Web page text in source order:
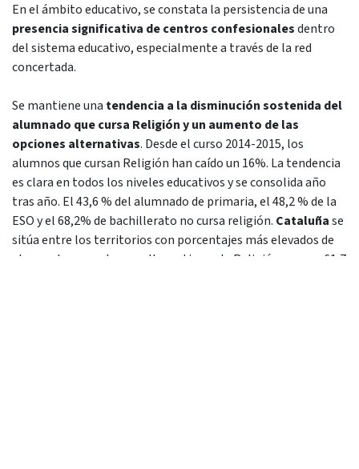
En el ámbito educativo, se constata la persistencia de una
presencia significativa de centros confesionalesdentro
del sistema educativo, especialmente a través de la red
concertada.
Se mantiene una tendencia a la disminución sostenida del
alumnado que cursa Religión y un aumento de las
opciones alternativas. Desde el curso 2014-2015, los
alumnos que cursan Religión han caído un 16%. La tendencia
es clara en todos los niveles educativos y se consolida año
tras año. El 43,6 % del alumnado de primaria, el 48,2 % de la
ESO y el 68,2% de bachillerato no cursa religión. Cataluñase
sitúa entre los territorios con porcentajes más elevados de
alumnado que opta por alternativas a la Religión, con un 61,7